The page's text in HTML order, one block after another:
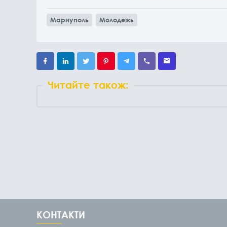
Мариуполь Молодежь
Читайте також:
КОНТАКТИ